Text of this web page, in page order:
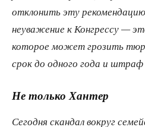
отклонить эту
неуважение к Конгрессу —
которое может грозить
срок до одного года и
Не только Хантер
Сегодня скандал вокруг